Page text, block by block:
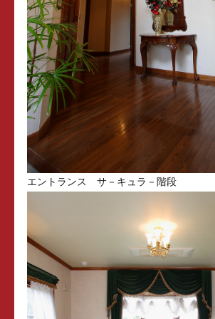
エントランス サ－キュラ－階段